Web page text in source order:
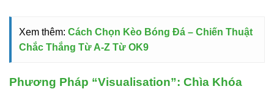
Xem thêm: Cách Chọn Kèo Bóng Đá – Chiến Thuật
Chắc Thắng Từ A-Z Từ OK9
Phương Pháp “Visualisation”: Chìa Khóa